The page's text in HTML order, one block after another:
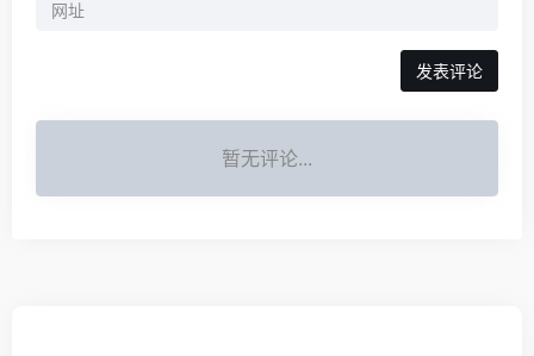
暂无评论...